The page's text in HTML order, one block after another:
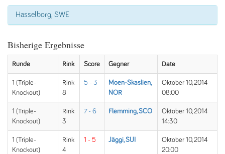
Hasselborg, SWE
Bisherige Ergebnisse
Runde Rink Score Gegner Date
1 (Triple-
Knockout)
Rink
8
5 - 3
Moen-Skaslien,
NOR
Oktober 10, 2014
08:00
1 (Triple-
Knockout)
Rink
3
7 - 6 Flemming, SCO
Oktober 10, 2014
14:30
1 (Triple-
Knockout)
Rink
4
1 - 5 Jäggi, SUI
Oktober 10, 2014
20:00